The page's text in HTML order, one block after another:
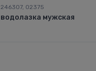
246307, 02375
водолазка мужская